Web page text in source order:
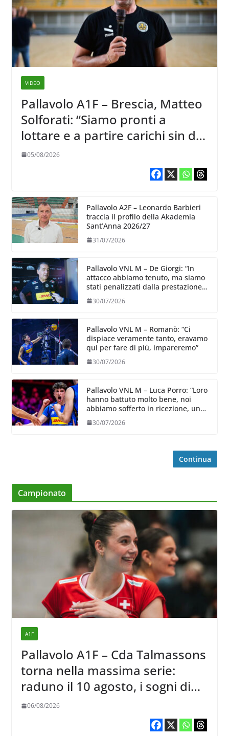
VIDEO
Pallavolo A1F – Brescia, Matteo
Solforati: “Siamo pronti a
lottare e a partire carichi sin dal
primo giorno”
05/08/2026
Pallavolo A2F – Leonardo Barbieri
traccia il profilo della Akademia
Sant’Anna 2026/27
31/07/2026
Pallavolo VNL M – De Giorgi: “In
attacco abbiamo tenuto, ma siamo
stati penalizzati dalla prestazione
in ricezione, è la prima volta”
30/07/2026
Pallavolo VNL M – Romanò: “Ci
dispiace veramente tanto, eravamo
qui per fare di più, impareremo”
30/07/2026
Pallavolo VNL M – Luca Porro: “Loro
hanno battuto molto bene, noi
abbiamo sofferto in ricezione, uno
spunto su cui lavorare e migliorare”
30/07/2026
Continua
Campionato
A1F
Pallavolo A1F – Cda Talmassons
torna nella massima serie:
raduno il 10 agosto, i sogni di
salvezza di Julie Lengweiler,
06/08/2026